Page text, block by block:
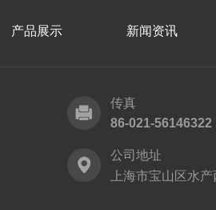
产品展示 新闻资讯
传真
86-021-56146322
公司地址
上海市宝山区水